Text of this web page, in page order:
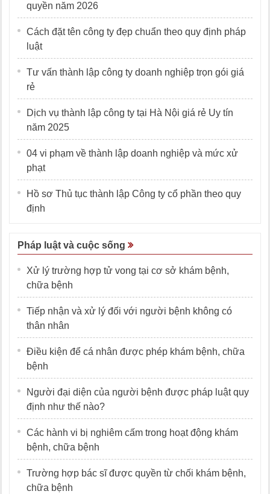
quyền năm 2026
Cách đặt tên công ty đẹp chuẩn theo quy định pháp
luật
Tư vấn thành lập công ty doanh nghiệp trọn gói giá
rẻ
Dịch vụ thành lập công ty tại Hà Nội giá rẻ Uy tín
năm 2025
04 vi phạm về thành lập doanh nghiệp và mức xử
phạt
Hồ sơ Thủ tục thành lập Công ty cổ phần theo quy
định
Pháp luật và cuộc sống
Xử lý trường hợp tử vong tại cơ sở khám bệnh,
chữa bệnh
Tiếp nhận và xử lý đối với người bệnh không có
thân nhân
Điều kiện để cá nhân được phép khám bệnh, chữa
bệnh
Người đại diện của người bệnh được pháp luật quy
định như thế nào?
Các hành vi bị nghiêm cấm trong hoạt động khám
bệnh, chữa bệnh
Trường hợp bác sĩ được quyền từ chối khám bệnh,
chữa bệnh